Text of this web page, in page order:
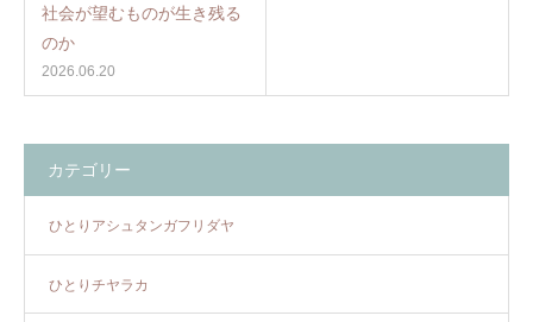
社会が望むものが生き残る
のか
2026.06.20
カテゴリー
ひとりアシュタンガフリダヤ
ひとりチヤラカ